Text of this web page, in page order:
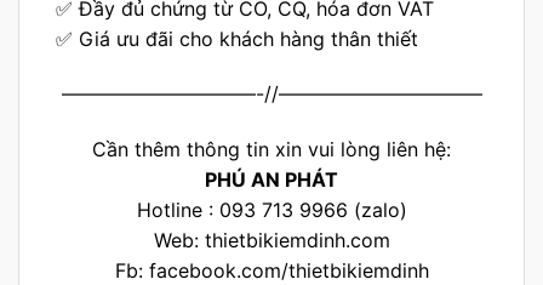
✅ Đầy đủ chứng từ CO, CQ, hóa đơn VAT
✅ Giá ưu đãi cho khách hàng thân thiết
——————————-//——————————–
Cần thêm thông tin xin vui lòng liên hệ:
PHÚ AN PHÁT
Hotline : 093 713 9966 (zalo)
Web: thietbikiemdinh.com
Fb: facebook.com/thietbikiemdinh